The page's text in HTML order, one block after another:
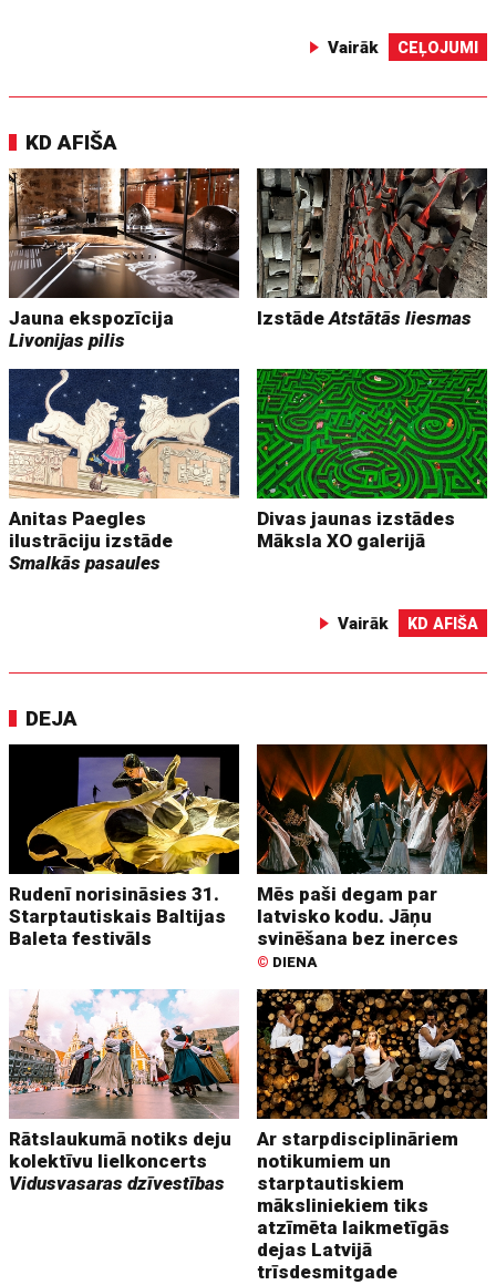
Vairāk CEĻOJUMI
KD AFIŠA
Jauna ekspozīcija
Livonijas pilis
IzstādeAtstātās liesmas
Anitas Paegles
ilustrāciju izstāde
Smalkās pasaules
Divas jaunas izstādes
Māksla XO galerijā
Vairāk KD AFIŠA
DEJA
Rudenī norisināsies 31.
Starptautiskais Baltijas
Baleta festivāls
Mēs paši degam par
latvisko kodu. Jāņu
svinēšana bez inerces
© DIENA
Rātslaukumā notiks deju
kolektīvu lielkoncerts
Vidusvasaras dzīvestības
Ar starpdisciplināriem
notikumiem un
starptautiskiem
māksliniekiem tiks
atzīmēta laikmetīgās
dejas Latvijā
trīsdesmitgade